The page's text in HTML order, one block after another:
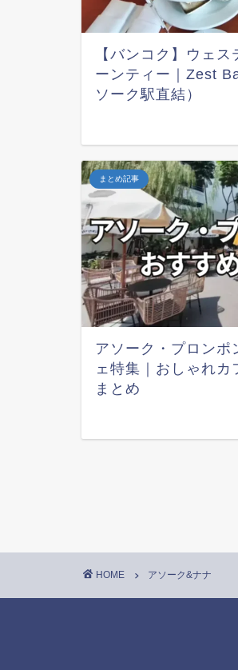
【バンコク】ウェ
ーンティー｜Zest
ソーク駅直結）
まとめ記事
アソーク・プロンポ
ェ特集｜おしゃれカ
まとめ
HOME アソーク&ナナ